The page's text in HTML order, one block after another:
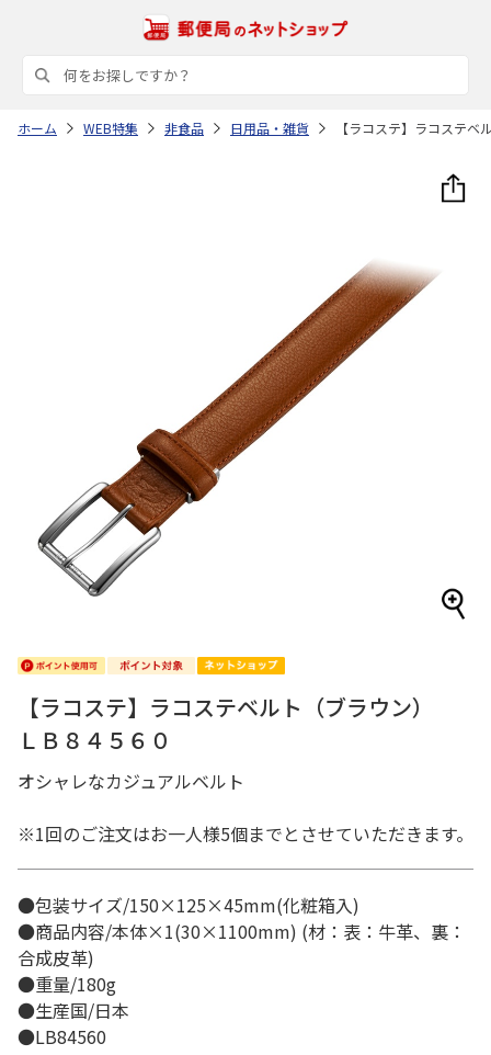
ホーム WEB特集 非食品 日用品・雑貨 【ラコステ】ラコステ
【ラコステ】ラコステベルト（ブラウン）
ＬＢ８４５６０
オシャレなカジュアルベルト
※1回のご注文はお一人様5個までとさせていただきます。
●包装サイズ/150×125×45mm(化粧箱入)
●商品内容/本体×1(30×1100mm) (材：表：牛革、裏：
合成皮革)
●重量/180g
●生産国/日本
●LB84560